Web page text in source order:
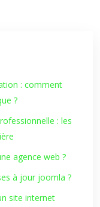
: comment
?
: les
agence web ?
à jour joomla ?
site internet